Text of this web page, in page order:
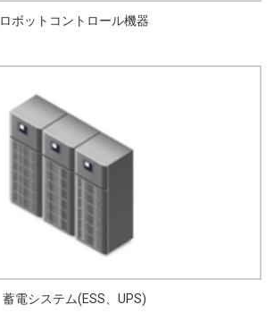
ロボットコントロール機器
蓄電システム(ESS、UPS)